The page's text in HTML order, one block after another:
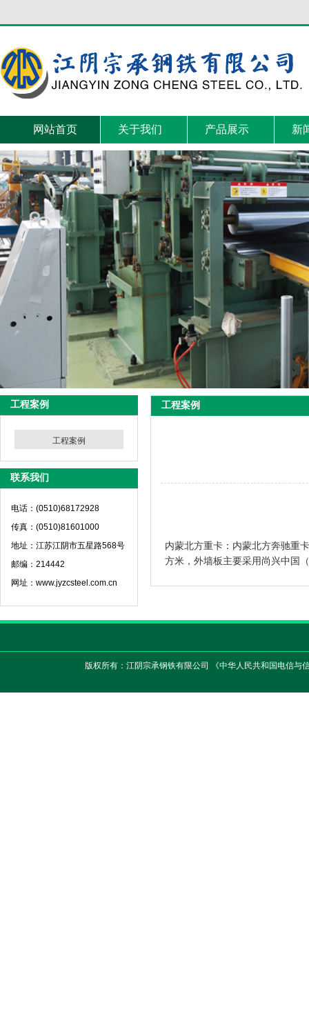
网站首页 关于我们 产品展示 新
工程案例
工程案例
联系我们
电话：(0510)68172928
传真：(0510)81601000
地址：江苏江阴市五星路568号
邮编：214442
网址：www.jyzcsteel.com.cn
工程案例
内蒙北方重卡：内蒙北方奔驰重
方米，外墙板主要采用尚兴中国
版权所有：江阴宗承钢铁有限公司 《中华人民共和国电信与